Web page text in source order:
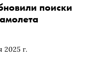
2025 г.
поиски